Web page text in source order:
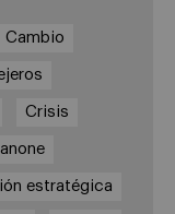
Cambio
Crisis
estratégica